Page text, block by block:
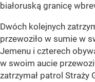
białoruską granicę
Dwóch kolejnych
przewoziło w sumie w
Jemenu i czterech
w swoim aucie
zatrzymał patrol Straży